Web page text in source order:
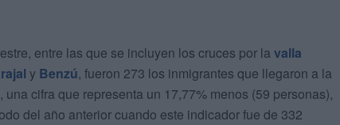
entre las que se incluyen los cruces por la valla
y Benzú, fueron 273 los inmigrantes que llegaron a la
cifra que representa un 17,77% menos (59 personas),
del año anterior cuando este indicador fue de 332